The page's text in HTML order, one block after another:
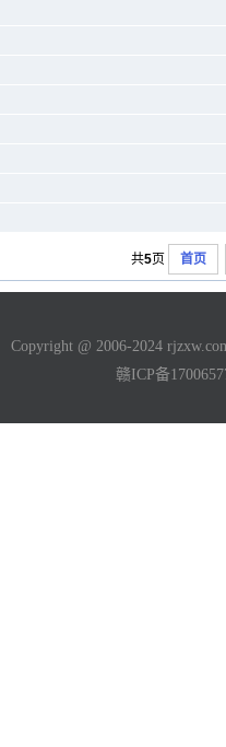
共5页 首页
Copyright @ 2006-2024
赣ICP备